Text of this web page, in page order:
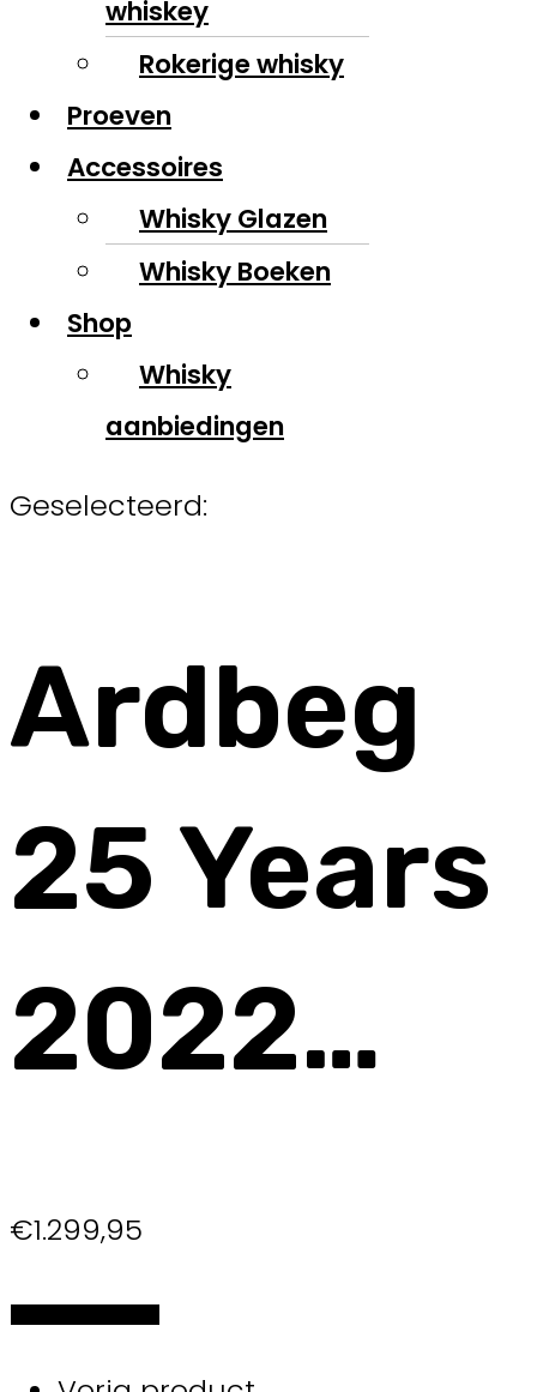
whiskey
Rokerige whisky
Proeven
Accessoires
Whisky Glazen
Whisky Boeken
Shop
Whisky
aanbiedingen
Geselecteerd:
Ardbeg
25 Years
2022…
€1.299,95